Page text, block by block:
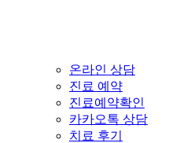
온라인 상담
진료 예약
진료예약확인
카카오톡 상담
치료 후기